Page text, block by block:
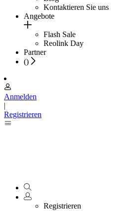
Kontaktieren Sie uns
Angebote
Flash Sale
Reolink Day
Partner
()
Anmelden
|
Registrieren
Registrieren